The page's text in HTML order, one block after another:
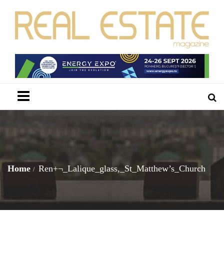
Home Ren+¬_Lalique_glass,_St_Matthew’s_Church